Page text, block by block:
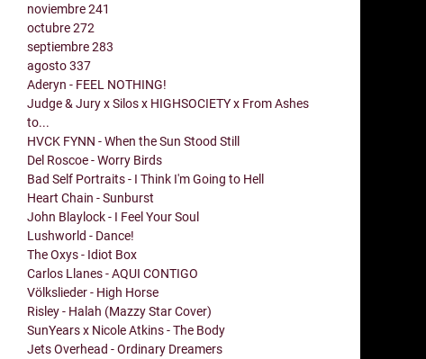
noviembre241
octubre272
septiembre283
agosto337
Aderyn - FEEL NOTHING!
Judge & Jury x Silos x HIGHSOCIETY x From Ashes
to...
HVCK FYNN - When the Sun Stood Still
Del Roscoe - Worry Birds
Bad Self Portraits - I Think I'm Going to Hell
Heart Chain - Sunburst
John Blaylock - I Feel Your Soul
Lushworld - Dance!
The Oxys - Idiot Box
Carlos Llanes - AQUI CONTIGO
Völkslieder - High Horse
Risley - Halah (Mazzy Star Cover)
SunYears x Nicole Atkins - The Body
Jets Overhead - Ordinary Dreamers